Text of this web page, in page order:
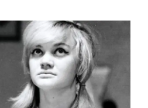
„PASAKA“
KVIEČIA
ŠVĘSTI
EUROPIETIŠKO
NAKTĮ,
PROGRAMOJE